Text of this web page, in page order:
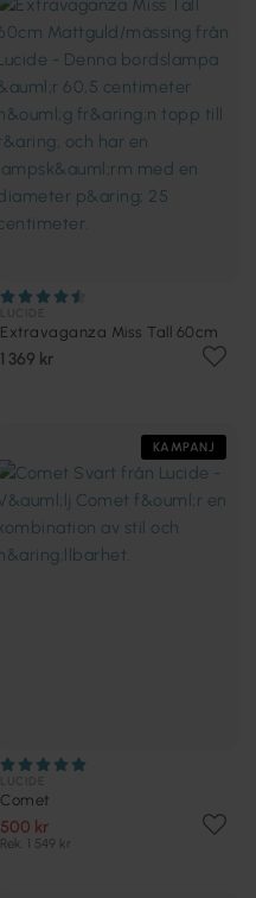
Extravaganza Miss Tall 60cm
1 369 kr
KAMPANJ
Comet
500 kr
Rek. 1 549 kr